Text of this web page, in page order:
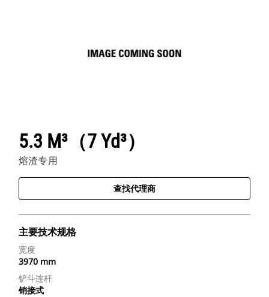
5.3 M³（7 Yd³）
熔渣专用
查找代理商
主要技术规格
宽度
3970 mm
铲斗连杆
销接式